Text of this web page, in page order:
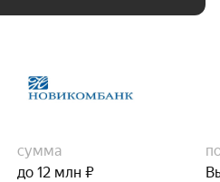
сумма
до 12 млн ₽